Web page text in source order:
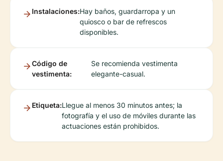
Instalaciones:Hay baños, guardarropa y un
quiosco o bar de refrescos
disponibles.
Código de
vestimenta:
Se recomienda vestimenta
elegante-casual.
Etiqueta:Llegue al menos 30 minutos antes; la
fotografía y el uso de móviles durante las
actuaciones están prohibidos.